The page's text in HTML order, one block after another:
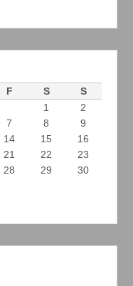
F S
S
1
2
7 8
9
14 15
16
21 22
23
28 29
30